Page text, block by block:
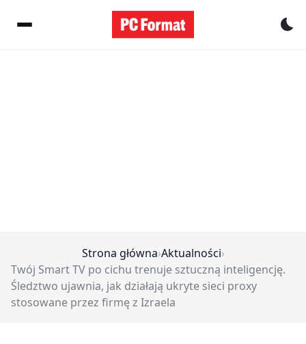
Strona główna›Aktualności›
Twój Smart TV po cichu trenuje sztuczną inteligencję.
Śledztwo ujawnia, jak działają ukryte sieci proxy
stosowane przez firmę z Izraela